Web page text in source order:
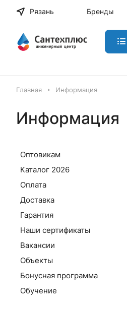
Рязань Бренды
Главная Информация
Информация
Оптовикам
Каталог 2026
Оплата
Доставка
Гарантия
Наши сертификаты
Вакансии
Объекты
Бонусная программа
Обучение